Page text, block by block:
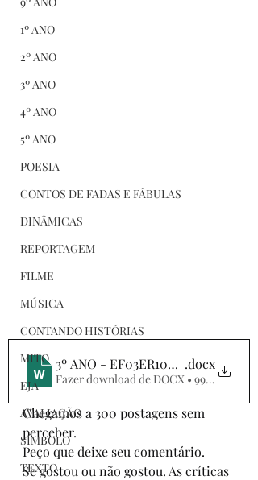
1º ANO
2º ANO
3º ANO
4º ANO
5º ANO
POESIA
CONTOS DE FADAS E FÁBULAS
DINÂMICAS
REPORTAGEM
FILME
MÚSICA
CONTANDO HISTÓRIAS
MITO
EJA
AVALIAÇÃO
SÍMBOLO
TEXTO
3º ANO - EF03ER10MG - RIO
.docx
Fazer download de DOCX • 99KB
Chegamos a 300 postagens sem
perceber.
Peço que deixe seu comentário.
Se gostou ou não gostou. As críticas